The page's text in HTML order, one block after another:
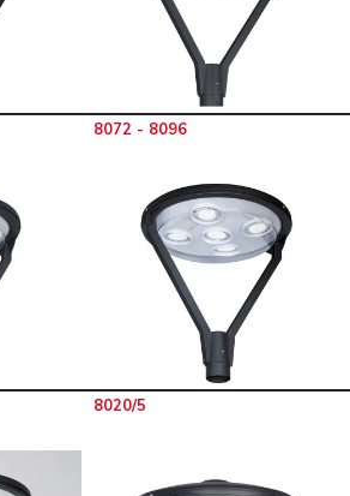
8072 - 8096
8020/5